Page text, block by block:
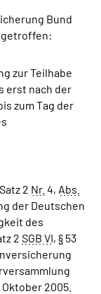
Bund
zur Teilhabe
erst nach der
zum Tag der
2 Nr. 4, Abs.
der Deutschen
des
2 SGB VI, § 53
2005.